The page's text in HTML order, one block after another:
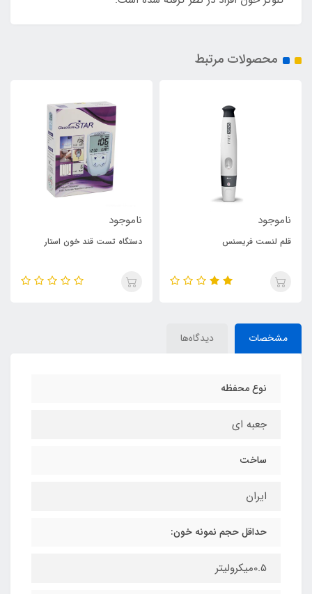
محصولات مرتبط
ناموجود
قلم لنست فریسنس
ناموجود
دستگاه تست قند خون استار
مشخصات دیدگاه‌ها
نوع محفظه
جعبه ای
ساخت
ایران
حداقل حجم نمونه خون:
0.5میکرولیتر